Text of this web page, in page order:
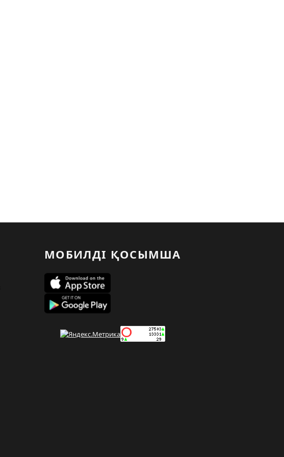
МОБИЛДІ ҚОСЫМША